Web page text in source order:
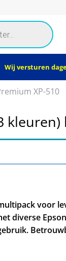
Wij versturen
XP-510
voor
diverse